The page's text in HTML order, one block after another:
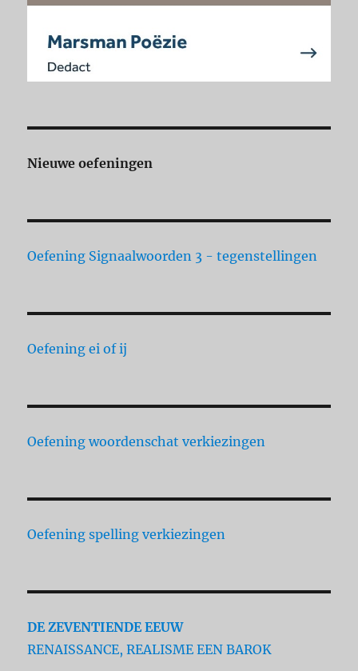
Nieuwe oefeningen
Oefening Signaalwoorden 3 - tegenstellingen
Oefening ei of ij
Oefening woordenschat verkiezingen
Oefening spelling verkiezingen
DE ZEVENTIENDE EEUW
RENAISSANCE, REALISME EEN BAROK